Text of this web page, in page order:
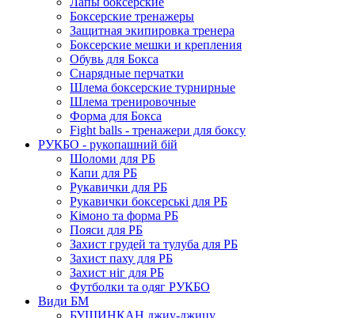
Боксерские тренажеры
Защитная экипировка тренера
Боксерские мешки и крепления
Обувь для Бокса
Снарядные перчатки
Шлема боксерские турнирные
Шлема тренировочные
Форма для Бокса
Fight balls - тренажери для боксу
РУКБО - рукопашний бій
Шоломи для РБ
Капи для РБ
Рукавички для РБ
Рукавички боксерські для РБ
Кімоно та форма РБ
Пояси для РБ
Захист грудей та тулуба для РБ
Захист паху для РБ
Захист ніг для РБ
Футболки та одяг РУКБО
Види БМ
БУШИНКАН джиу-джицу